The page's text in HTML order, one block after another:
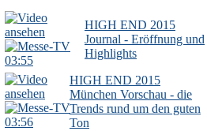
03:55
HIGH END 2015
Journal - Eröffnung und
Highlights
03:56
HIGH END 2015
München Vorschau - die
Trends rund um den guten
Ton